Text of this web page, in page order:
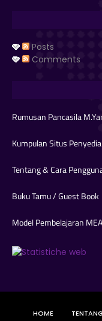
Posts
Comments
Rumusan Pancasila
Kumpulan Situs
Tentang & Cara
Buku Tamu / Guest Book
Model Pembelajaran
HOME